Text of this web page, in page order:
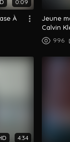
0:09
À
Jeune
Calvin
996
4:34